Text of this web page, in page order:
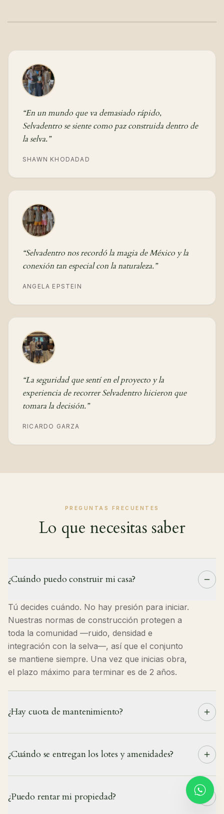
“En un mundo que va demasiado rápido,
Selvadentro se siente como paz construida dentro de
la selva.”
SHAWN KHODADAD
“Selvadentro nos recordó la magia de México y la
conexión tan especial con la naturaleza.”
ANGELA EPSTEIN
“La seguridad que sentí en el proyecto y la
experiencia de recorrer Selvadentro hicieron que
tomara la decisión.”
RICARDO GARZA
PREGUNTAS FRECUENTES
Lo que necesitas saber
¿Cuándo puedo construir mi casa?
Tú decides cuándo. No hay presión para iniciar.
Nuestras normas de construcción protegen a
toda la comunidad —ruido, densidad e
integración con la selva—, así que el conjunto
se mantiene siempre. Una vez que inicias obra,
el plazo máximo para terminar es de 2 años.
¿Hay cuota de mantenimiento?
Además, el fideicomiso incluye una reserva de
mantenimiento correcto de las amenidades y
áreas comunes a largo plazo.
¿Cuándo se entregan los lotes y amenidades?
Suspiro y sus amenidades se entregan en 2029.
Sin embargo, los residentes de Selvadentro
¿Puedo rentar mi propiedad?